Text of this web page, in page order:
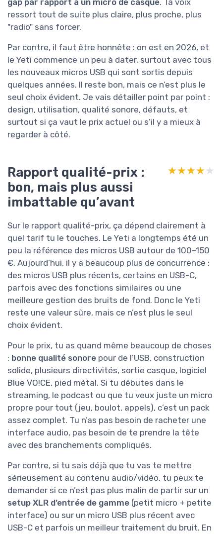
ressort tout de suite plus claire, plus proche, plus
"radio" sans forcer.
Par contre, il faut être honnête : on est en 2026, et
le Yeti commence un peu à dater, surtout avec tous
les nouveaux micros USB qui sont sortis depuis
quelques années. Il reste bon, mais ce n’est plus le
seul choix évident. Je vais détailler point par point :
design, utilisation, qualité sonore, défauts, et
surtout si ça vaut le prix actuel ou s’il y a mieux à
regarder à côté.
Rapport qualité-prix :
bon, mais plus aussi
imbattable qu’avant
★★★★★
★★★★★
Sur le rapport qualité-prix, ça dépend clairement à
quel tarif tu le touches. Le Yeti a longtemps été un
peu la référence des micros USB autour de 100–150
€. Aujourd’hui, il y a beaucoup plus de concurrence :
des micros USB plus récents, certains en USB-C,
parfois avec des fonctions similaires ou une
meilleure gestion des bruits de fond. Donc le Yeti
reste une valeur sûre, mais ce n’est plus le seul
choix évident.
Pour le prix, tu as quand même beaucoup de choses
: bonne qualité sonore pour de l’USB, construction
solide, plusieurs directivités, sortie casque, logiciel
Blue VO!CE, pied métal. Si tu débutes dans le
streaming, le podcast ou que tu veux juste un micro
propre pour tout (jeu, boulot, appels), c’est un pack
assez complet. Tu n’as pas besoin de racheter une
interface audio, pas besoin de te prendre la tête
avec des branchements compliqués.
Par contre, si tu sais déjà que tu vas te mettre
sérieusement au contenu audio/vidéo, tu peux te
demander si ce n’est pas plus malin de partir sur un
setup XLR d’entrée de gamme (petit micro + petite
interface) ou sur un micro USB plus récent avec
USB-C et parfois un meilleur traitement du bruit. En